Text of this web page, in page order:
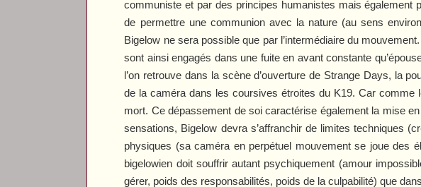
communiste et par des principes humanistes mais également
de permettre une communion avec la nature (au sens
Bigelow ne sera possible que par l’intermédiaire du
sont ainsi engagés dans une fuite en avant constante
l’on retrouve dans la scène d’ouverture de Strange Days, la
de la caméra dans les coursives étroites du K19. Car comme
mort. Ce dépassement de soi caractérise également la mise
sensations, Bigelow devra s’affranchir de limites techniques
physiques (sa caméra en perpétuel mouvement se joue des
bigelowien doit souffrir autant psychiquement (amour
gérer, poids des responsabilités, poids de la culpabilité) que